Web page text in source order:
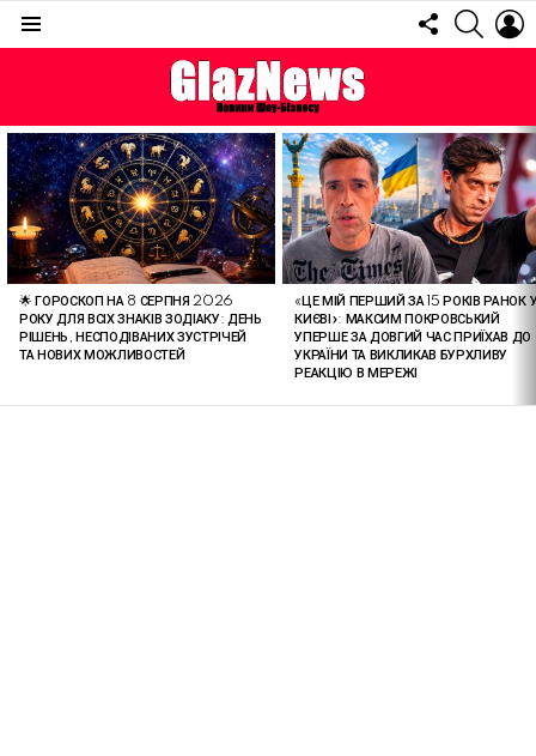
FOLLOW
US
ОСТАННІ
СТАТТІ
🌟 ГОРОСКОП НА 8 СЕРПНЯ 2026
РОКУ ДЛЯ ВСІХ ЗНАКІВ ЗОДІАКУ: ДЕНЬ
РІШЕНЬ, НЕСПОДІВАНИХ ЗУСТРІЧЕЙ
ТА НОВИХ МОЖЛИВОСТЕЙ
«ЦЕ МІЙ ПЕРШИЙ ЗА 15 РОКІВ РАНОК
КИЄВІ»: МАКСИМ ПОКРОВСЬКИЙ
УПЕРШЕ ЗА ДОВГИЙ ЧАС ПРИЇХАВ ДО
УКРАЇНИ ТА ВИКЛИКАВ БУРХЛИВУ
РЕАКЦІЮ В МЕРЕЖІ